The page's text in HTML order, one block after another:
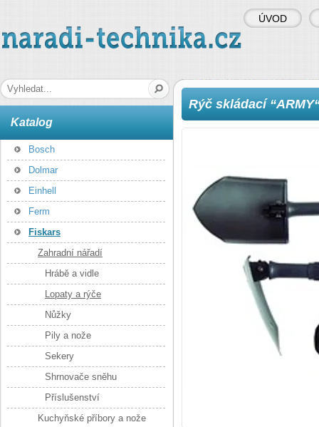
naradi-technika.cz
Rýč skládací
Katalog
Bosch
Dolmar
Einhell
Ferm
Fiskars
Zahradní nářadí
Hrábě a vidle
Lopaty a rýče
Nůžky
Pily a nože
Sekery
Shrnovače sněhu
Příslušenství
Kuchyňské příbory a nože
ÚVOD
Hledaná fráze